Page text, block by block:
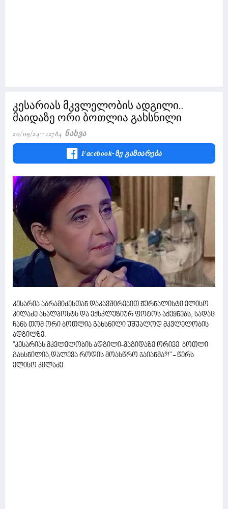
კესარიას მკვლელობის ადგილი..
მაიდაზე ორი ბოთლია გახსნილი
20/09/24 12784 Ნახვა
Facebook-Ზე Გაზიარება
კესარია აბრამიძესთან დაკავშირებით ჟურნალისტი ელისო
კილაძე ახალპოსტს და ექსკლუზიურ ფოტოს აქეყნებს, სადაც
ჩანს თომ ორი ბოთლია გახსნილი უშუალოდ მკვლელობის
ადგილზე.
"კესარიას მკვლელობის ადგილი-მაგიდაზე ორივე ბოთლი
გახსნილია,დალევა როდის მოასწრო ჯაიანმა?!" - წერს
ელისო კილაძე